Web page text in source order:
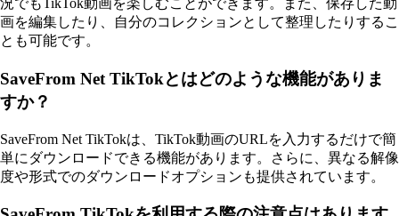
況でもTikTok動画を楽しむことができます。また、保存した動
画を編集したり、自分のコレクションとして整理したりするこ
とも可能です。
SaveFrom Net TikTokとはどのような機能がありま
すか？
SaveFrom Net TikTokは、TikTok動画のURLを入力するだけで簡
単にダウンロードできる機能があります。さらに、異なる解像
度や形式でのダウンロードオプションも提供されています。